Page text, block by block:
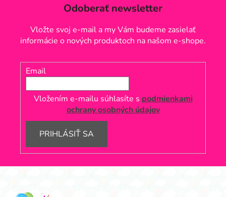
Odoberať newsletter
Vložte svoj e-mail a my Vám budeme zasielať
informácie o nových produktoch na našom e-shope.
Email
Vložením e-mailu súhlasíte s podmienkami
ochrany osobných údajov
PRIHLÁSIŤ SA
Z